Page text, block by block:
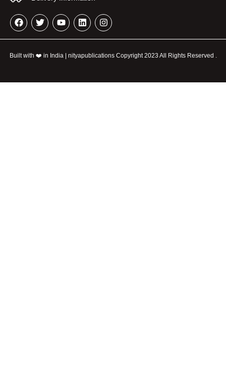
Built with ❤️ in India | nityapublications Copyright 2023 All Rights Reserved .